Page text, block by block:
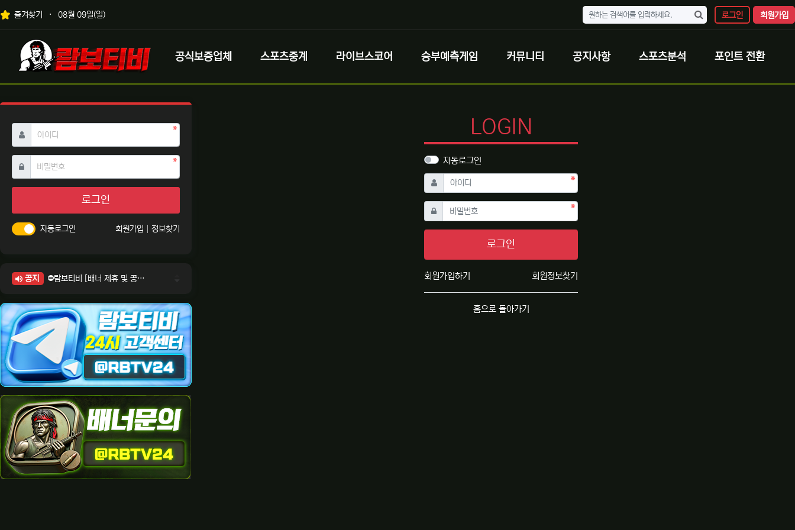
상단 네비
즐겨찾기 08월 09일(일) 로그인 회원가입
메인 메뉴
로고
공식보증업체 스포츠중계 라이브스코어 승부예측게임 커뮤니티 공지사항 스포츠분석 포인트 전환
LOGIN
자동로그인
아이디
필수
비밀번호필수
로그인
회원가입하기 회원정보찾기
홈으로 돌아가기
아이디 필수
비밀번호필수
로그인
자동로그인 회원가입 정보찾기
공지
⛔람보티비 [배너 제휴 및 공식 입점 문의 안내]
⛔람보티비 [정회원 등급UP! 안내사항]
⛔람보티비 [채팅방 이용시 주의사항]
⛔람보티비 [공식보증업체 안내]